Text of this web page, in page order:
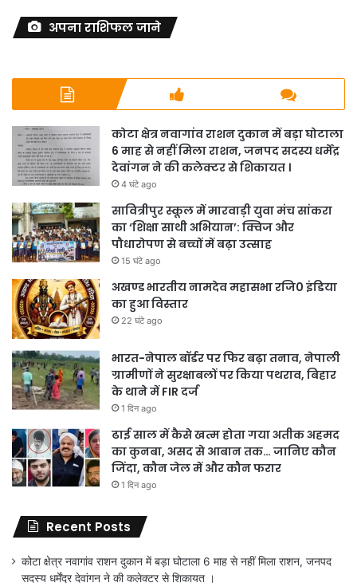
अपना राशिफल जाने
कोटा क्षेत्र नवागांव राशन दुकान में बड़ा घोटाला
6 माह से नहीं मिला राशन, जनपद सदस्य धर्मेंद्र
देवांगन ने की कलेक्टर से शिकायत ।
4 घंटे ago
सावित्रीपुर स्कूल में मारवाड़ी युवा मंच सांकरा
का ‘शिक्षा साथी अभियान’: क्विज और
पौधारोपण से बच्चों में बढ़ा उत्साह
15 घंटे ago
अखण्ड भारतीय नामदेव महासभा रजि0 इंडिया
का हुआ विस्तार
22 घंटे ago
भारत-नेपाल बॉर्डर पर फिर बढ़ा तनाव, नेपाली
ग्रामीणों ने सुरक्षाबलों पर किया पथराव, बिहार
के थाने में FIR दर्ज
1 दिन ago
ढाई साल में कैसे खत्म होता गया अतीक अहमद
का कुनबा, असद से आबान तक… जानिए कौन
जिंदा, कौन जेल में और कौन फरार
1 दिन ago
Recent Posts
कोटा क्षेत्र नवागांव राशन दुकान में बड़ा घोटाला 6 माह से नहीं मिला राशन, जनपद
सदस्य धर्मेंद्र देवांगन ने की कलेक्टर से शिकायत ।